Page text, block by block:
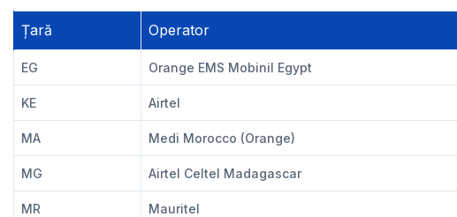
Țară Operator
EG Orange EMS Mobinil Egypt
KE Airtel
MA Medi Morocco (Orange)
MG Airtel Celtel Madagascar
MR Mauritel